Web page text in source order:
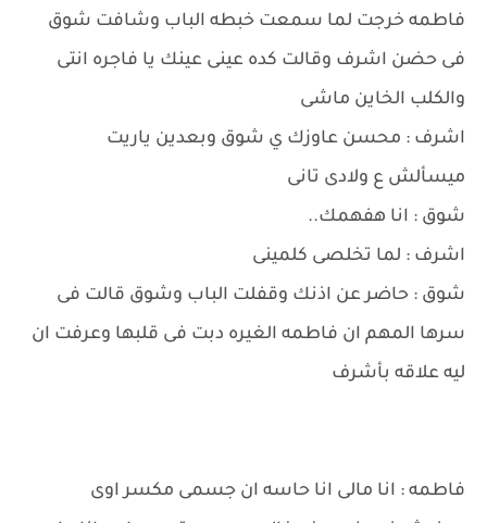
فاطمه خرجت لما سمعت خبطه الباب وشافت شوق
فى حضن اشرف وقالت كده عينى عينك يا فاجره انتى
والكلب الخاين ماشى
اشرف : محسن عاوزك ي شوق وبعدين ياريت
ميسألش ع ولادى تانى
شوق : انا هفهمك..
اشرف : لما تخلصى كلمينى
شوق : حاضر عن اذنك وقفلت الباب وشوق قالت فى
سرها المهم ان فاطمه الغيره دبت فى قلبها وعرفت ان
ليه علاقه بأشرف
فاطمه : انا مالى انا حاسه ان جسمى مكسر اوى